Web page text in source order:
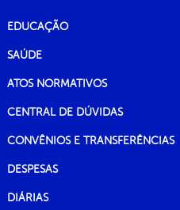
EDUCAÇÃO
SAÚDE
ATOS NORMATIVOS
CENTRAL DE DÚVIDAS
CONVÊNIOS E TRANSFERÊNCIAS
DESPESAS
DIÁRIAS